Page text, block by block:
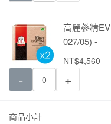
高麗蔘精
027/05) -
NT$4,560
- +
商品小計